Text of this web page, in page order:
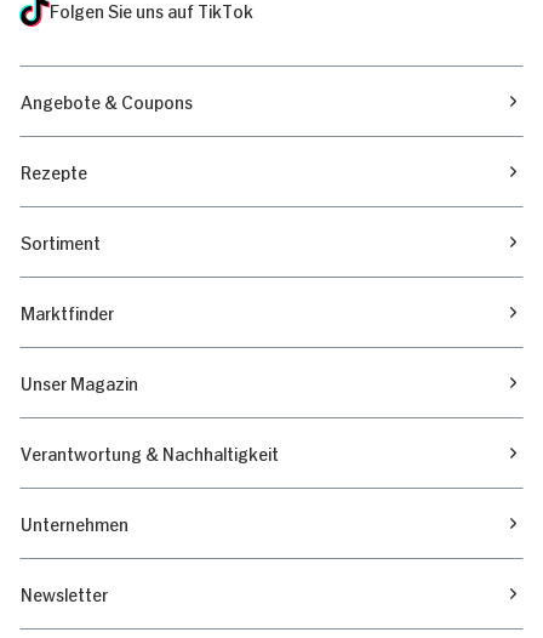
Folgen Sie uns auf TikTok
Angebote & Coupons
Rezepte
Sortiment
Marktfinder
Unser Magazin
Verantwortung & Nachhaltigkeit
Unternehmen
Newsletter